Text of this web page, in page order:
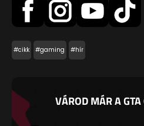
#cikk #gaming #hír
VÁROD MÁR A